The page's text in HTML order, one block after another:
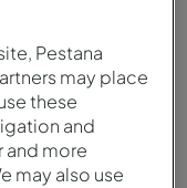
Pestana
may place
these
and
more
may also use